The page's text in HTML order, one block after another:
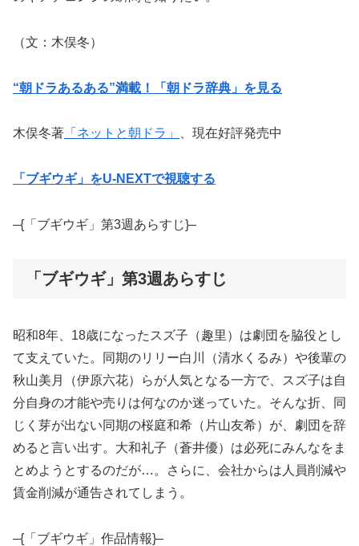
（文：木俣冬）
“朝ドラあるある”満載！「朝ドラ辞典」を見る
木俣冬著 「ネットと朝ドラ」 、現在好評発売中
「ブギウギ」をU-NEXTで視聴する
–{「ブギウギ」第3週あらすじ}–
「ブギウギ」第3週あらすじ
昭和8年、18歳になったスズ子（趣里）は劇団を脇役とし
て支えていた。同期のリリー白川（清水くるみ）や後輩の
秋山美月（伊原六花）らが人気となる一方で、スズ子は自
分自身の才能や売りは何なのか迷っていた。そんな折、同
じく芽が出ない同期の桜庭和希（片山友希）が、劇団を辞
めると言い出す。大和礼子（蒼井優）は必死にみんなをま
とめようとするのだが…。さらに、会社からは人員削減や
賃金削減が通告されてしまう。
–{「ブギウギ」作品情報}–